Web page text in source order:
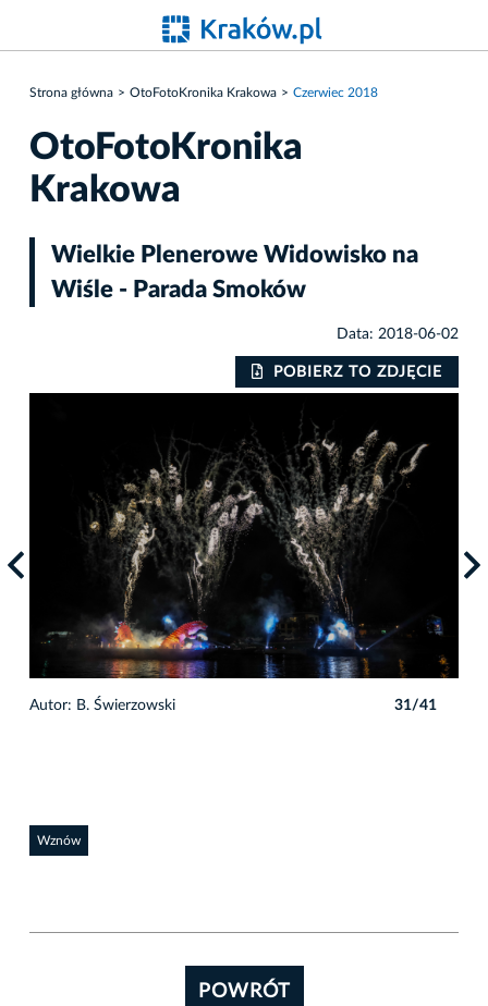
Strona główna OtoFotoKronika Krakowa Czerwiec 2018
OtoFotoKronika
Krakowa
Wielkie Plenerowe Widowisko na
Wiśle - Parada Smoków
Data: 2018-06-02
POBIERZ TO ZDJĘCIE
Autor: B. Świerzowski 31/41
Wznów
POWRÓT